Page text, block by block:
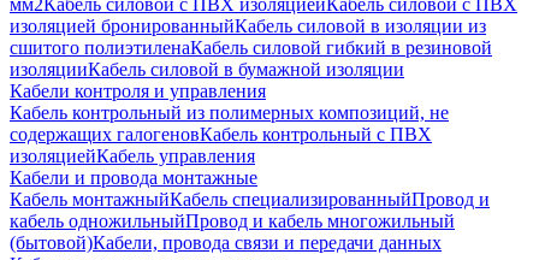
мм2Кабель силовой с ПВХ изоляциейКабель силовой с ПВХ
изоляцией бронированныйКабель силовой в изоляции из
сшитого полиэтиленаКабель силовой гибкий в резиновой
изоляцииКабель силовой в бумажной изоляции
Кабели контроля и управления
Кабель контрольный из полимерных композиций, не
содержащих галогеновКабель контрольный с ПВХ
изоляциейКабель управления
Кабели и провода монтажные
Кабель монтажныйКабель специализированныйПровод и
кабель одножильныйПровод и кабель многожильный
(бытовой)Кабели, провода связи и передачи данных